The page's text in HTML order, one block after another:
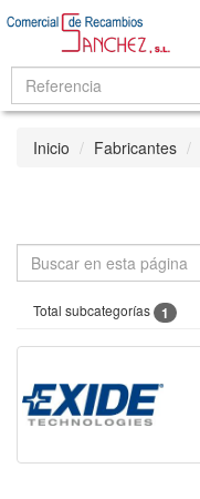
Inicio Fabricantes
Total subcategorías 1